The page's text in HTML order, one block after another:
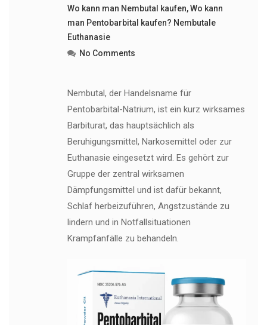
Wo kann man Nembutal kaufen,Wo kann
man Pentobarbital kaufen? Nembutale
Euthanasie
No Comments
Nembutal, der Handelsname für
Pentobarbital-Natrium, ist ein kurz wirksames
Barbiturat, das hauptsächlich als
Beruhigungsmittel, Narkosemittel oder zur
Euthanasie eingesetzt wird. Es gehört zur
Gruppe der zentral wirksamen
Dämpfungsmittel und ist dafür bekannt,
Schlaf herbeizuführen, Angstzustände zu
lindern und in Notfallsituationen
Krampfanfälle zu behandeln.